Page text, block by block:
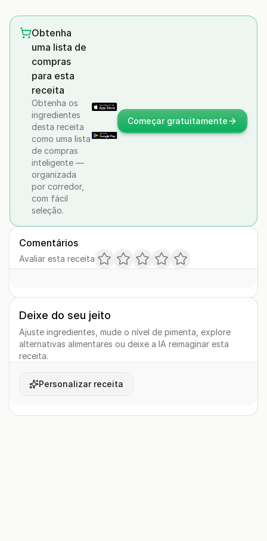
Obtenha
uma lista de
compras
para esta
receita
Obtenha os
ingredientes
desta receita
como uma lista
de compras
inteligente —
organizada
por corredor,
com fácil
seleção.
Começar gratuitamente
Comentários
Avaliar esta receita
Deixe do seu jeito
Ajuste ingredientes, mude o nível de pimenta, explore
alternativas alimentares ou deixe a IA reimaginar esta
receita.
Personalizar receita